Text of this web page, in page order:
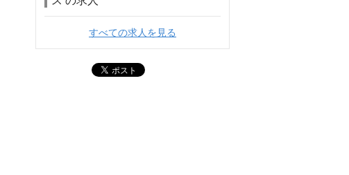
すべての求人を見る